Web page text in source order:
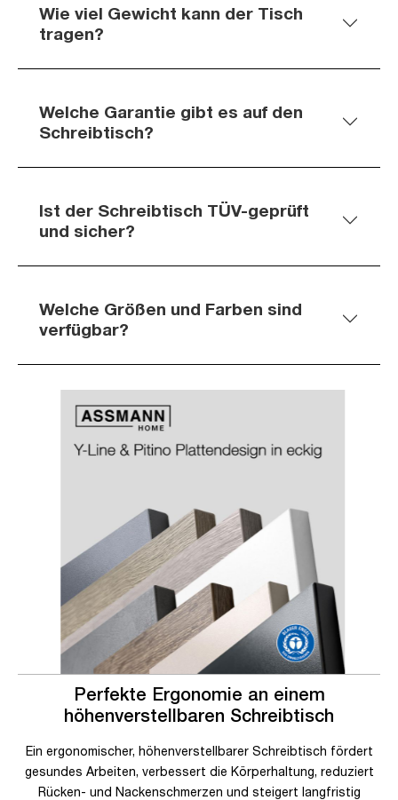
Wie viel Gewicht kann der Tisch
tragen?
Welche Garantie gibt es auf den
Schreibtisch?
Ist der Schreibtisch TÜV-geprüft
und sicher?
Welche Größen und Farben sind
verfügbar?
Perfekte Ergonomie an einem
höhenverstellbaren Schreibtisch
Ein ergonomischer, höhenverstellbarer Schreibtisch fördert
gesundes Arbeiten, verbessert die Körperhaltung, reduziert
Rücken- und Nackenschmerzen und steigert langfristig